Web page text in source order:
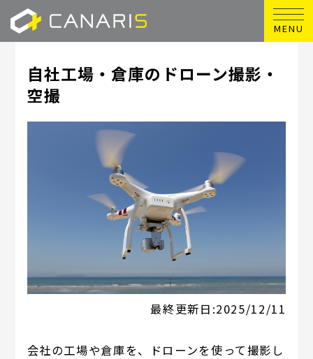
MENU
自社工場・倉庫のドローン撮影・
空撮
最終更新日:2025/12/11
会社の工場や倉庫を、ドローンを使って撮影し